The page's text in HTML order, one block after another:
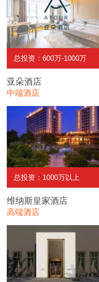
总投资：600万-1000万
亚朵酒店
中端酒店
总投资：1000万以上
维纳斯皇家酒店
高端酒店